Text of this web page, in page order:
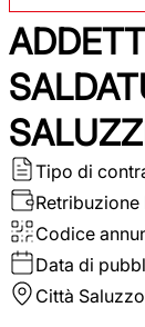
Tipo di
Retribuzione
Codice
Data di
Città Saluzzo